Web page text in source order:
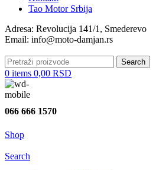
Tao Motor Srbija
Adresa: Revolucija 141/1, Smederevo
Email: info@moto-damjan.rs
Search
0 items 0,00 RSD
066 666 1570
Shop
Search